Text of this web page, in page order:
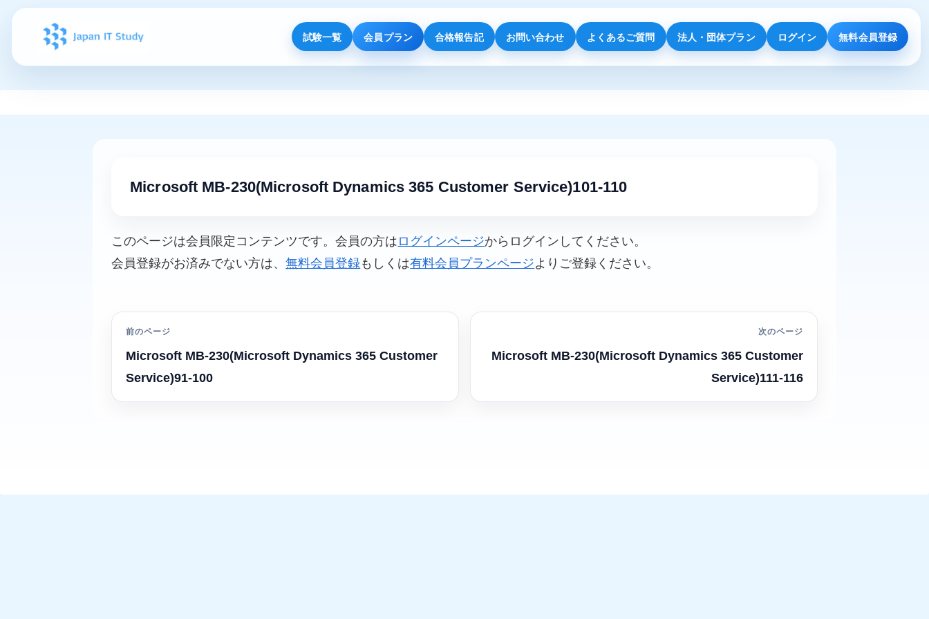
試験一覧 会員プラン 合格報告記 お問い合わせ よくあるご質問 法人・団体プラン ログイン 無料会員登録
Microsoft MB-230(Microsoft Dynamics 365 Customer Service)101-110
このページは会員限定コンテンツです。会員の方は ログインページからログインしてください。
会員登録がお済みでない方は、無料会員登録もしくは有料会員プランページよりご登録ください。
前のページ
Microsoft MB-230(Microsoft Dynamics 365 Customer
Service)91-100
次のページ
Microsoft MB-230(Microsoft Dynamics 365 Customer
Service)111-116